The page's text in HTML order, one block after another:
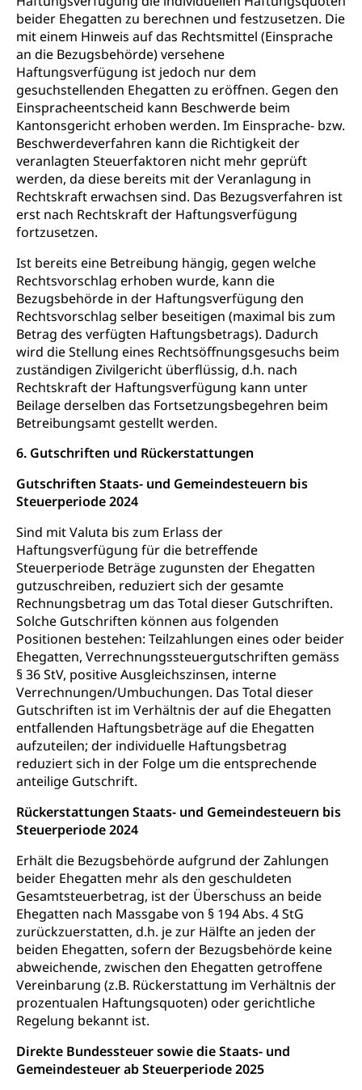
beider Ehegatten zu berechnen und festzusetzen. Die
mit einem Hinweis auf das Rechtsmittel (Einsprache
an die Bezugsbehörde) versehene
Haftungsverfügung ist jedoch nur dem
gesuchstellenden Ehegatten zu eröffnen. Gegen den
Einspracheentscheid kann Beschwerde beim
Kantonsgericht erhoben werden. Im Einsprache- bzw.
Beschwerdeverfahren kann die Richtigkeit der
veranlagten Steuerfaktoren nicht mehr geprüft
werden, da diese bereits mit der Veranlagung in
Rechtskraft erwachsen sind. Das Bezugsverfahren ist
erst nach Rechtskraft der Haftungsverfügung
fortzusetzen.
Ist bereits eine Betreibung hängig, gegen welche
Rechtsvorschlag erhoben wurde, kann die
Bezugsbehörde in der Haftungsverfügung den
Rechtsvorschlag selber beseitigen (maximal bis zum
Betrag des verfügten Haftungsbetrags). Dadurch
wird die Stellung eines Rechtsöffnungsgesuchs beim
zuständigen Zivilgericht überflüssig, d.h. nach
Rechtskraft der Haftungsverfügung kann unter
Beilage derselben das Fortsetzungsbegehren beim
Betreibungsamt gestellt werden.
6. Gutschriften und Rückerstattungen
Gutschriften Staats- und Gemeindesteuern bis
Steuerperiode 2024
Sind mit Valuta bis zum Erlass der
Haftungsverfügung für die betreffende
Steuerperiode Beträge zugunsten der Ehegatten
gutzuschreiben, reduziert sich der gesamte
Rechnungsbetrag um das Total dieser Gutschriften.
Solche Gutschriften können aus folgenden
Positionen bestehen: Teilzahlungen eines oder beider
Ehegatten, Verrechnungssteuergutschriften gemäss
§ 36 StV, positive Ausgleichszinsen, interne
Verrechnungen/Umbuchungen. Das Total dieser
Gutschriften ist im Verhältnis der auf die Ehegatten
entfallenden Haftungsbeträge auf die Ehegatten
aufzuteilen; der individuelle Haftungsbetrag
reduziert sich in der Folge um die entsprechende
anteilige Gutschrift.
Rückerstattungen Staats- und Gemeindesteuern bis
Steuerperiode 2024
Erhält die Bezugsbehörde aufgrund der Zahlungen
beider Ehegatten mehr als den geschuldeten
Gesamtsteuerbetrag, ist der Überschuss an beide
Ehegatten nach Massgabe von § 194 Abs. 4 StG
zurückzuerstatten, d.h. je zur Hälfte an jeden der
beiden Ehegatten, sofern der Bezugsbehörde keine
abweichende, zwischen den Ehegatten getroffene
Vereinbarung (z.B. Rückerstattung im Verhältnis der
prozentualen Haftungsquoten) oder gerichtliche
Regelung bekannt ist.
Direkte Bundessteuer sowie die Staats- und
Gemeindesteuer ab Steuerperiode 2025